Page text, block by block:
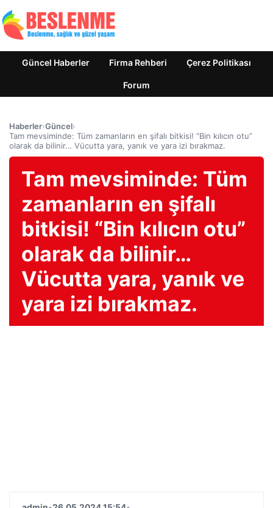
Güncel Haberler Firma Rehberi Çerez Politikası
Forum
Haberler›Güncel›
Tam mevsiminde: Tüm zamanların en şifalı bitkisi! “Bin kılıcın otu”
olarak da bilinir… Vücutta yara, yanık ve yara izi bırakmaz.
Tam mevsiminde: Tüm
zamanların en şifalı
bitkisi! “Bin kılıcın otu”
olarak da bilinir…
Vücutta yara, yanık ve
yara izi bırakmaz.